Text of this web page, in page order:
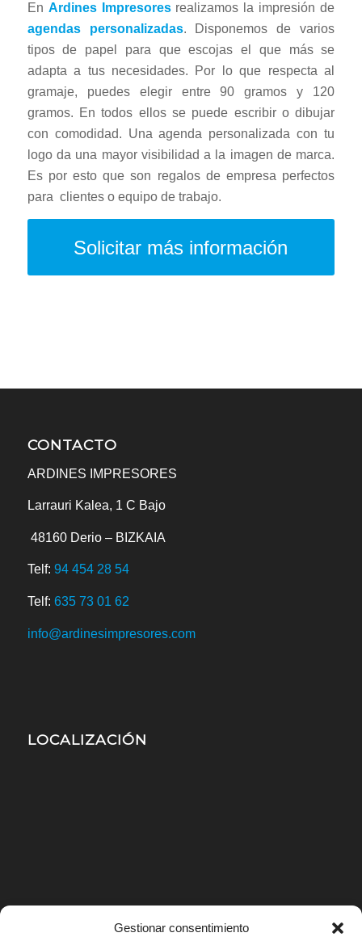
Gestionar consentimiento
En Ardines Impresoresrealizamos la impresión de
agendas personalizadas. Disponemos de varios
tipos de papel para que escojas el que más se
adapta a tus necesidades. Por lo que respecta al
gramaje, puedes elegir entre 90 gramos y 120
gramos. En todos ellos se puede escribir o dibujar
con comodidad. Una agenda personalizada con tu
logo da una mayor visibilidad a la imagen de marca.
Es por esto que son regalos de empresa perfectos
para clientes o equipo de trabajo.
Solicitar más información
CONTACTO
ARDINES IMPRESORES
Larrauri Kalea, 1 C Bajo
48160 Derio – BIZKAIA
Telf: 94 454 28 54
Telf: 635 73 01 62
info@ardinesimpresores.com
LOCALIZACIÓN